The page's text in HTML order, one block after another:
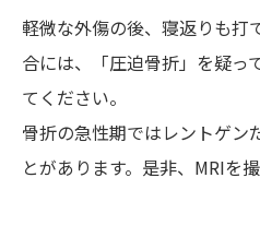
軽微な外傷の後、寝返りも打
合には、「圧迫骨折」を疑っ
てください。
骨折の急性期ではレントゲン
とがあります。是非、MRIを